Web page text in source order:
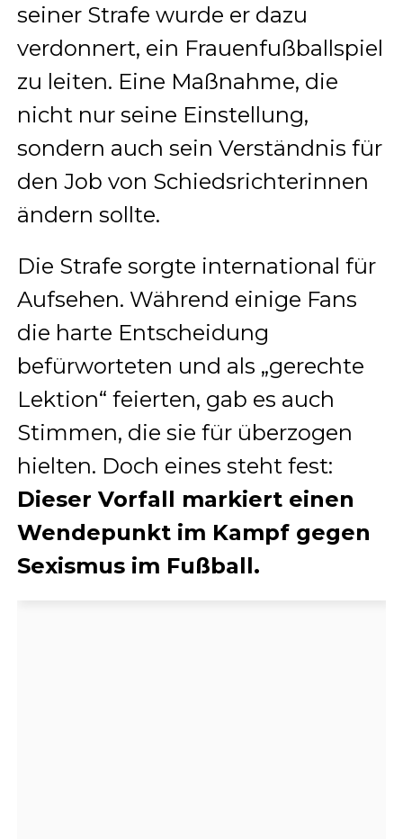
seiner Strafe wurde er dazu
verdonnert, ein Frauenfußballspiel
zu leiten. Eine Maßnahme, die
nicht nur seine Einstellung,
sondern auch sein Verständnis für
den Job von Schiedsrichterinnen
ändern sollte.
Die Strafe sorgte international für
Aufsehen. Während einige Fans
die harte Entscheidung
befürworteten und als „gerechte
Lektion“ feierten, gab es auch
Stimmen, die sie für überzogen
hielten. Doch eines steht fest:
Dieser Vorfall markiert einen
Wendepunkt im Kampf gegen
Sexismus im Fußball.